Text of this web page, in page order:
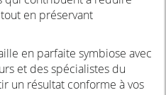
en préservant
en parfaite symbiose avec
et des spécialistes du
un résultat conforme à vos